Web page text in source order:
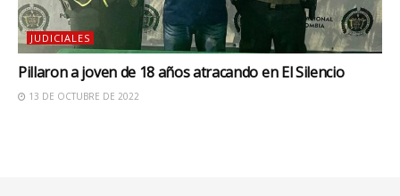
JUDICIALES
Pillaron a joven de 18 años atracando en El Silencio
13 DE OCTUBRE DE 2022